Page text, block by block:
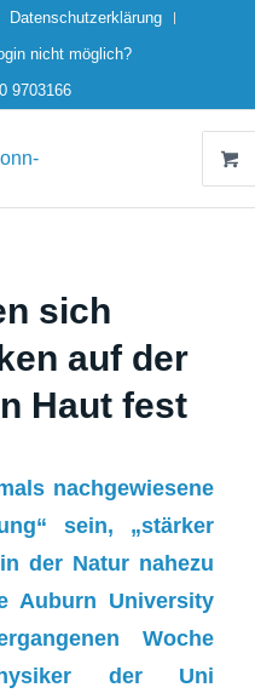
Datenschutzerklärung
nicht möglich?
9703166
sich
auf der
Haut fest
nachgewiesene
sein, „stärker
der Natur nahezu
Auburn University
Woche
der Uni